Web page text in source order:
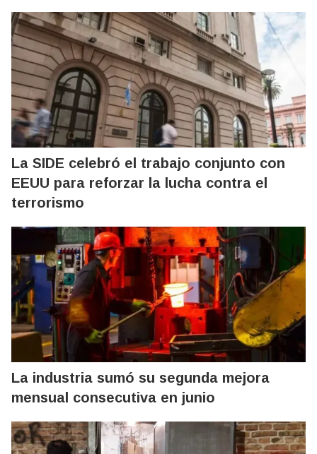
La SIDE celebró el trabajo conjunto con
EEUU para reforzar la lucha contra el
terrorismo
La industria sumó su segunda mejora
mensual consecutiva en junio